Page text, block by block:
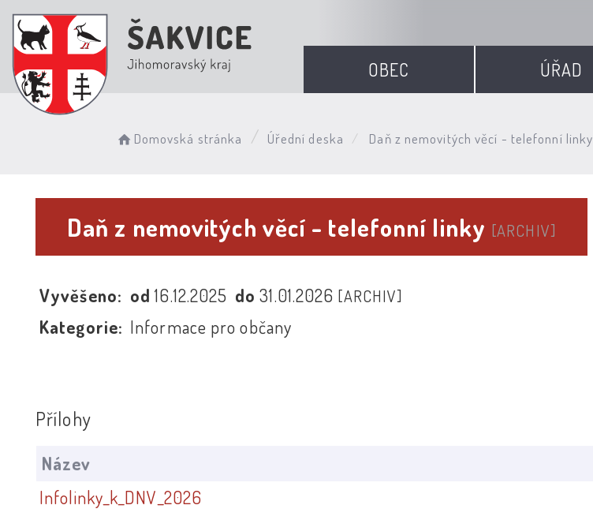
OBEC ÚŘAD
Domovská stránka Úřední deska Daň z nemovitých věcí - telefonní linky
Daň z nemovitých věcí - telefonní linky [ARCHIV]
Vyvěšeno: od16.12.2025 do31.01.2026 [ARCHIV]
Kategorie: Informace pro občany
Přílohy
Název
Infolinky_k_DNV_2026